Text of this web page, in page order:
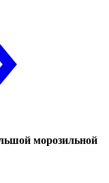
морозильной